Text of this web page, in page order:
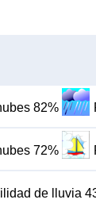
82%
72%
de lluvia